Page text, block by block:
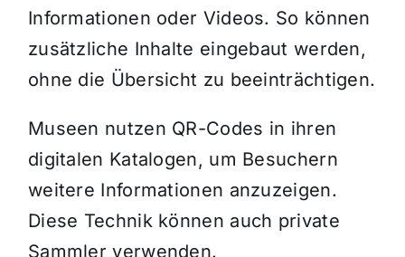
Informationen oder Videos. So können
zusätzliche Inhalte eingebaut werden,
ohne die Übersicht zu beeinträchtigen.
Museen nutzen QR-Codes in ihren
digitalen Katalogen, um Besuchern
weitere Informationen anzuzeigen.
Diese Technik können auch private
Sammler verwenden.